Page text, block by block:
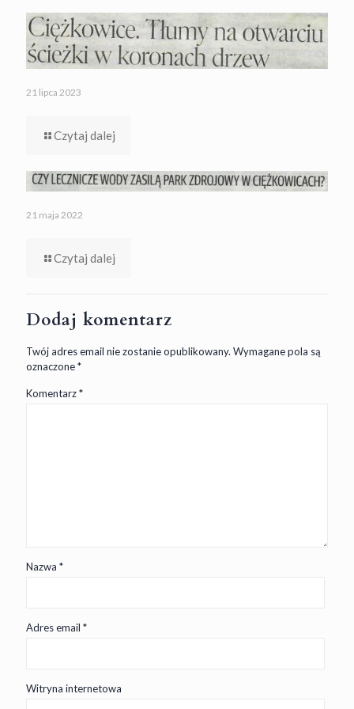
21 lipca 2023
Czytaj dalej
21 maja 2022
Czytaj dalej
Dodaj komentarz
Twój adres email nie zostanie opublikowany. Wymagane pola są
oznaczone*
Komentarz*
Nazwa *
Adres email *
Witryna internetowa